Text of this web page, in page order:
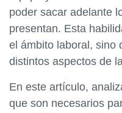
poder sacar adelante
presentan. Esta
el ámbito laboral, sino
distintos aspectos de
En este artículo,
que son necesarios